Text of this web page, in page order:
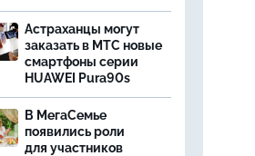
Астраханцы могут
заказать в МТС новые
смартфоны серии
HUAWEI Pura90s
В МегаСемье
появились роли
для участников